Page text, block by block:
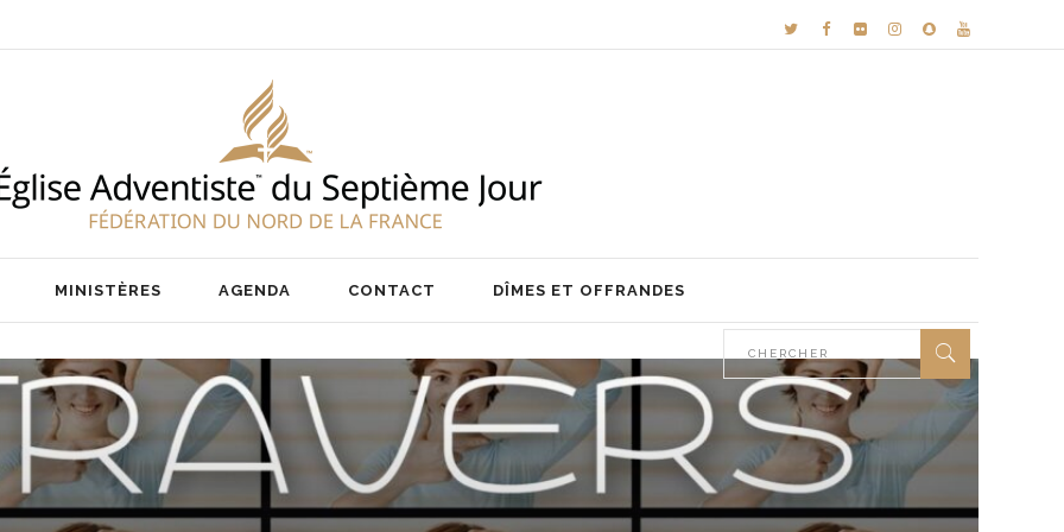
NOS PASTEURS
NOTRE ÉQUIPE
MINISTÈRES AGENDA CONTACT DÎMES ET OFFRANDES
NOTRE ÉQUIPE